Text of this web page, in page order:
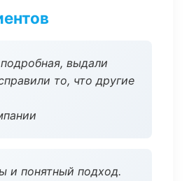
выдали
то, что другие
и понятный подход.